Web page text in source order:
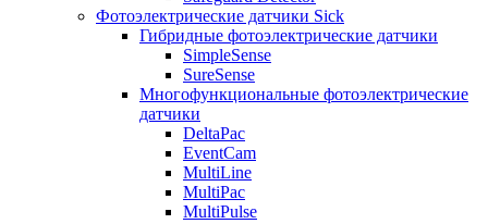
Фотоэлектрические датчики Sick
Гибридные фотоэлектрические датчики
SimpleSense
SureSense
Многофункциональные фотоэлектрические
датчики
DeltaPac
EventCam
MultiLine
MultiPac
MultiPulse